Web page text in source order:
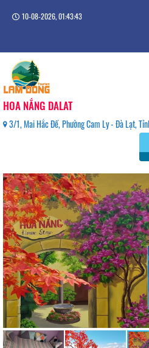
10-08-2026, 01:43:43
HOA NẮNG DALAT
3/1, Mai Hắc Đế, Phường Cam Ly - Đà Lạt,